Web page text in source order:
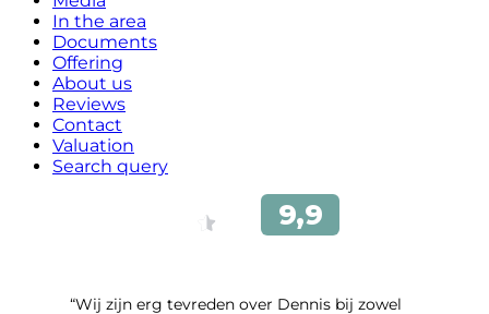
In the area
Documents
Offering
About us
Reviews
Contact
Valuation
Search query
“Wij zijn erg tevreden over Dennis bij zowel